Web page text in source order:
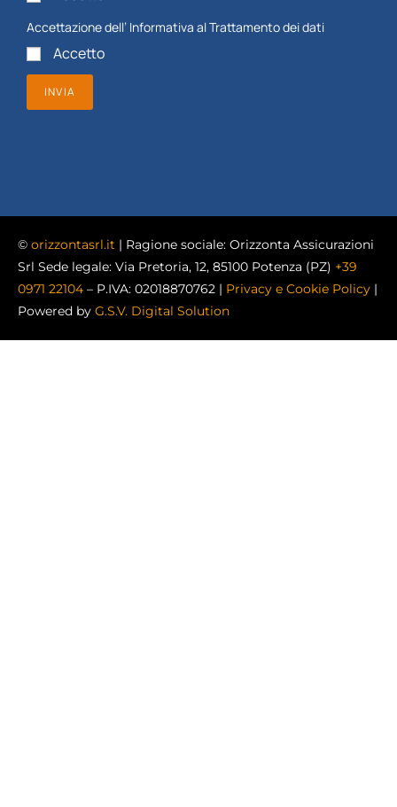
Accettazione dell’ Informativa al Trattamento dei dati
Accetto
INVIA
© orizzontasrl.it | Ragione sociale: Orizzonta Assicurazioni
Srl Sede legale: Via Pretoria, 12, 85100 Potenza (PZ) +39
0971 22104 – P.IVA: 02018870762 | Privacy e Cookie Policy |
Powered by G.S.V. Digital Solution